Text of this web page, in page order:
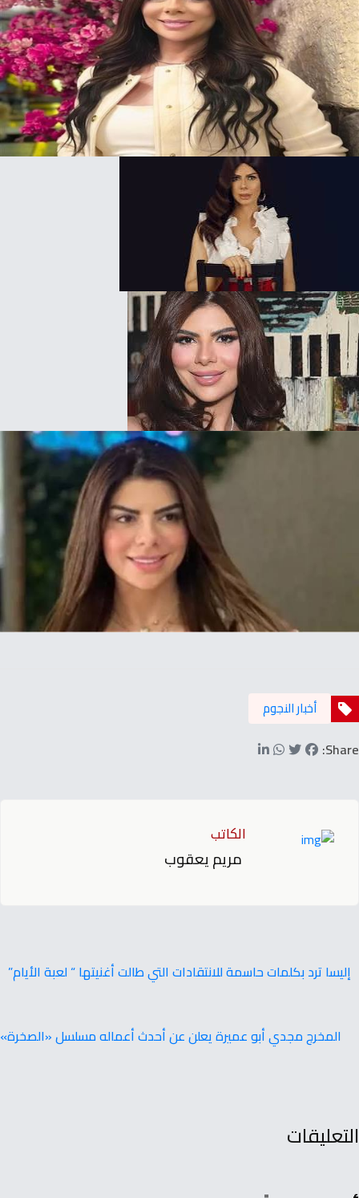
أخبار النجوم
Share:
الكاتب
مريم يعقوب
إليسا ترد بكلمات حاسمة للانتقادات التي طالت أغنيتها “ لعبة الأيام”
المخرج مجدي أبو عميرة يعلن عن أحدث أعماله مسلسل «الصخرة»
التعليقات